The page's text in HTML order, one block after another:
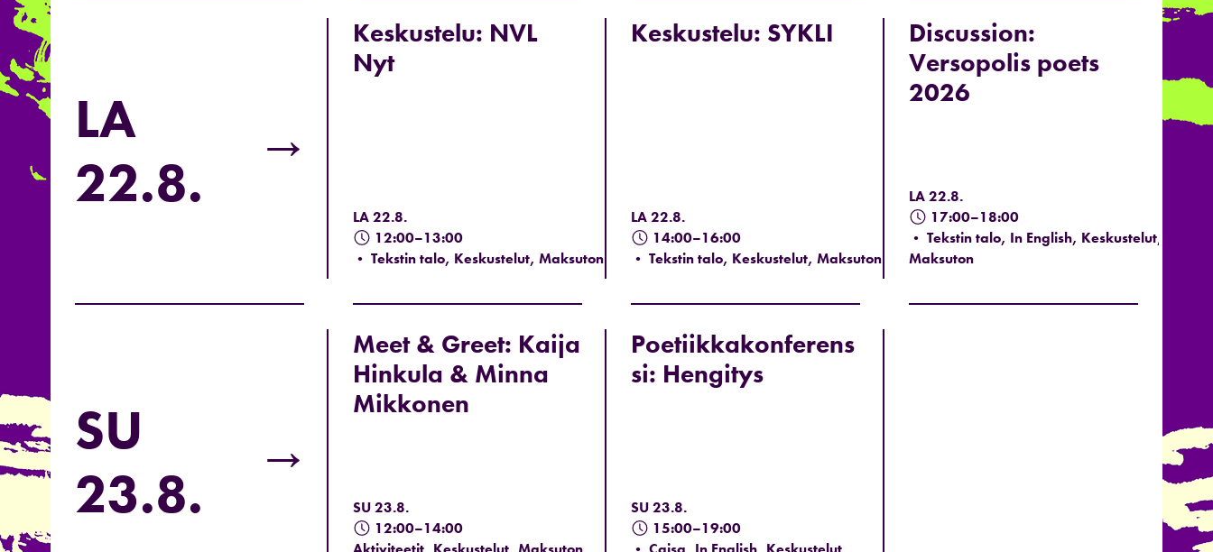
LA
22.8.
→
Keskustelu: NVL
Nyt
LA 22.8.
12:00–13:00
• Tekstin talo, Keskustelut, Maksuton
Keskustelu: SYKLI
LA 22.8.
14:00–16:00
• Tekstin talo, Keskustelut, Maksuton
Discussion:
Versopolis poets
2026
LA 22.8.
17:00–18:00
• Tekstin talo, In English, Keskustelut,
Maksuton
SU
23.8.
→
Meet & Greet: Kaija
Hinkula & Minna
Mikkonen
SU 23.8.
12:00–14:00
Poetiikkakonferens
si: Hengitys
SU 23.8.
15:00–19:00